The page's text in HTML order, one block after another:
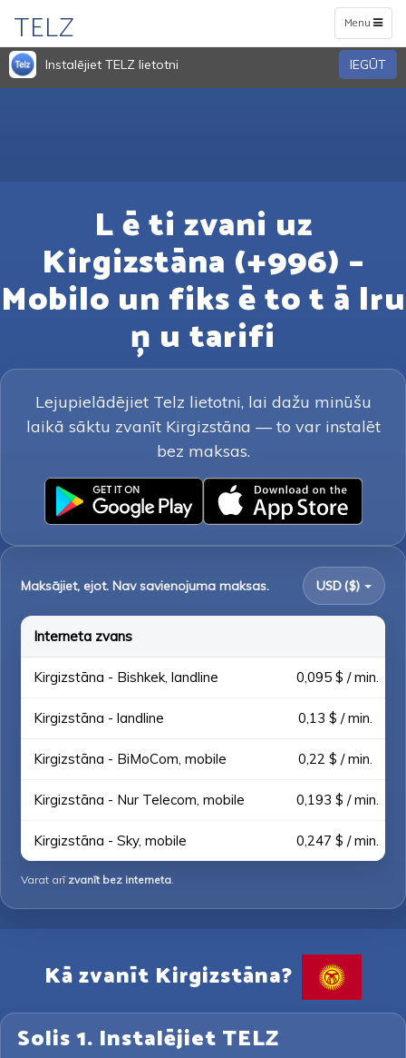
Toggle
navigation
Menu
TELZ
Instalējiet TELZ lietotni IEGŪT
L ē ti zvani uz
Kirgizstāna (+996) –
Mobilo un fiks ē to t ā lru
ņ u tarifi
Lejupielādējiet Telz lietotni, lai dažu minūšu
laikā sāktu zvanīt Kirgizstāna — to var instalēt
bez maksas.
Maksājiet, ejot. Nav savienojuma maksas. USD ($)
Interneta zvans
Kirgizstāna - Bishkek, landline 0,095 $ / min.
Kirgizstāna - landline 0,13 $ / min.
Kirgizstāna - BiMoCom, mobile 0,22 $ / min.
Kirgizstāna - Nur Telecom, mobile 0,193 $ / min.
Kirgizstāna - Sky, mobile 0,247 $ / min.
Varat arī zvanīt bez interneta.
Kā zvanīt Kirgizstāna?
Solis 1. Instalējiet TELZ